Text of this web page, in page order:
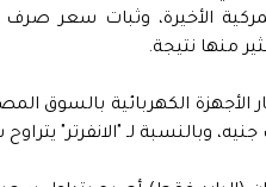
الأخيرة، وثبات سعر صرف
منها نتيجة.